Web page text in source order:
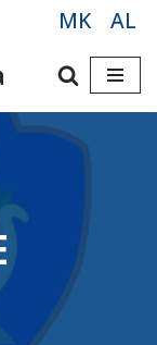
MK AL